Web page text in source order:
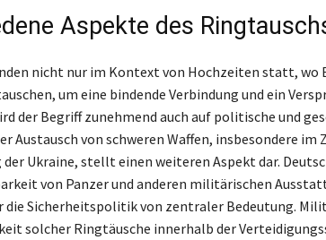
Aspekte des
nicht nur im Kontext von Hochzeiten statt, wo
um eine bindende Verbindung und ein
der Begriff zunehmend auch auf politische und
Austausch von schweren Waffen, insbesondere
Ukraine, stellt einen weiteren Aspekt dar.
von Panzer und anderen militärischen
die Sicherheitspolitik von zentraler Bedeutung.
solcher Ringtäusche innerhalb der